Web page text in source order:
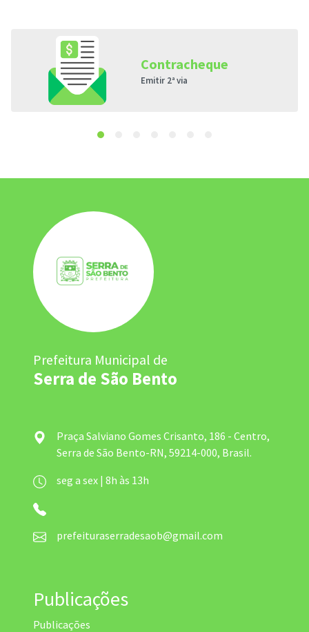
Contracheque
Emitir 2ª via
Prefeitura Municipal de
Serra de São Bento
Praça Salviano Gomes Crisanto, 186 - Centro,
Serra de São Bento-RN, 59214-000, Brasil.
seg a sex | 8h às 13h
prefeituraserradesaob@gmail.com
Publicações
Publicações